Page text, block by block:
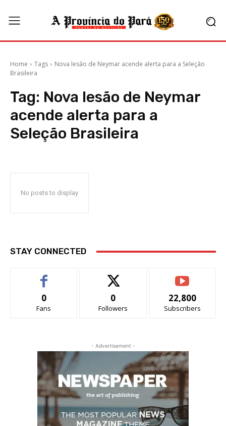
Home Tags
Nova lesão de Neymar acende alerta para a Seleção
Brasileira
Tag: Nova lesão de Neymar
acende alerta para a
Seleção Brasileira
No posts to display
STAY CONNECTED
0
Fans
0
Followers
22,800
Subscribers
- Advertisement -